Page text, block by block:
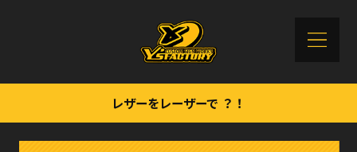
レザーをレーザーで ？！